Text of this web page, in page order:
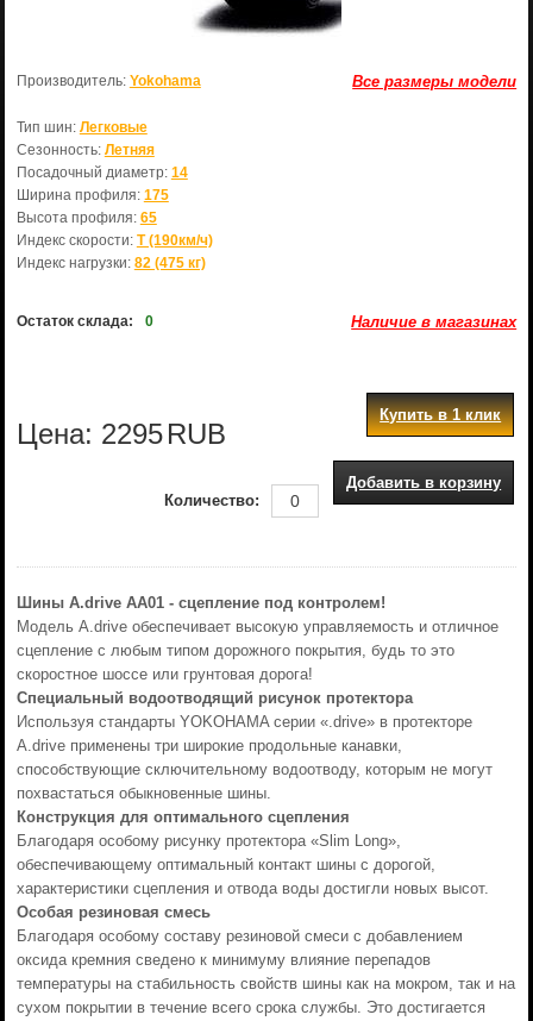
Все размеры модели
Производитель: Yokohama
Тип шин: Легковые
Сезонность: Летняя
Посадочный диаметр: 14
Ширина профиля: 175
Высота профиля: 65
Индекс скорости: T (190км/ч)
Индекс нагрузки: 82 (475 кг)
Остаток склада: 0 Наличие в магазинах
Цена: 2295RUB
Купить в 1 клик
Добавить в корзину
Количество:
Шины A.drive AA01 - сцепление под контролем!
Модель A.drive обеспечивает высокую управляемость и отличное
сцепление с любым типом дорожного покрытия, будь то это
скоростное шоссе или грунтовая дорога!
Специальный водоотводящий рисунок протектора
Используя стандарты YOKOHAMA серии «.drive» в протекторе
A.drive применены три широкие продольные канавки,
способствующие сключительному водоотводу, которым не могут
похвастаться обыкновенные шины.
Конструкция для оптимального сцепления
Благодаря особому рисунку протектора «Slim Long»,
обеспечивающему оптимальный контакт шины с дорогой,
характеристики сцепления и отвода воды достигли новых высот.
Особая резиновая смесь
Благодаря особому составу резиновой смеси с добавлением
оксида кремния сведено к минимуму влияние перепадов
температуры на стабильность свойств шины как на мокром, так и на
сухом покрытии в течение всего срока службы. Это достигается